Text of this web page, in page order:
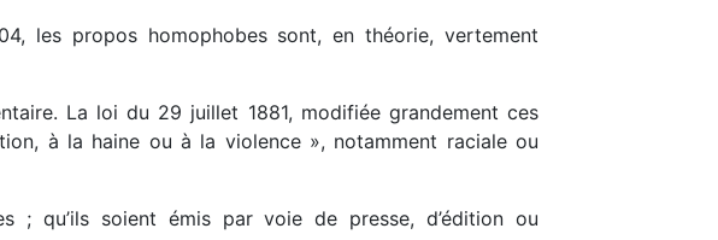
les propos homophobes sont, en théorie, vertement
La loi du 29 juillet 1881, modifiée grandement ces
à la haine ou à la violence », notamment raciale ou
; qu’ils soient émis par voie de presse, d’édition ou